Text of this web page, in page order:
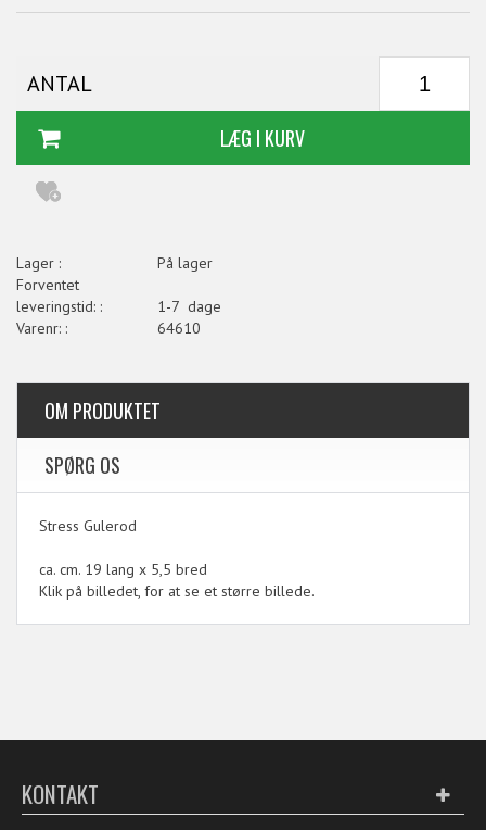
ANTAL
Lager :
På lager
Forventet
leveringstid: :
1-7 dage
Varenr: :
64610
OM PRODUKTET
SPØRG OS
Stress Gulerod
ca. cm. 19 lang x 5,5 bred
Klik på billedet, for at se et større billede.
KONTAKT